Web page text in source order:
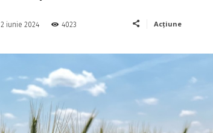
2 iunie 2024 4023 Acțiune